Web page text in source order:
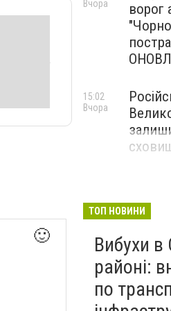
🙂
ворог
Вчора
15:02
Вчора
ТОП НОВИНИ
Вибухи
районі:
по